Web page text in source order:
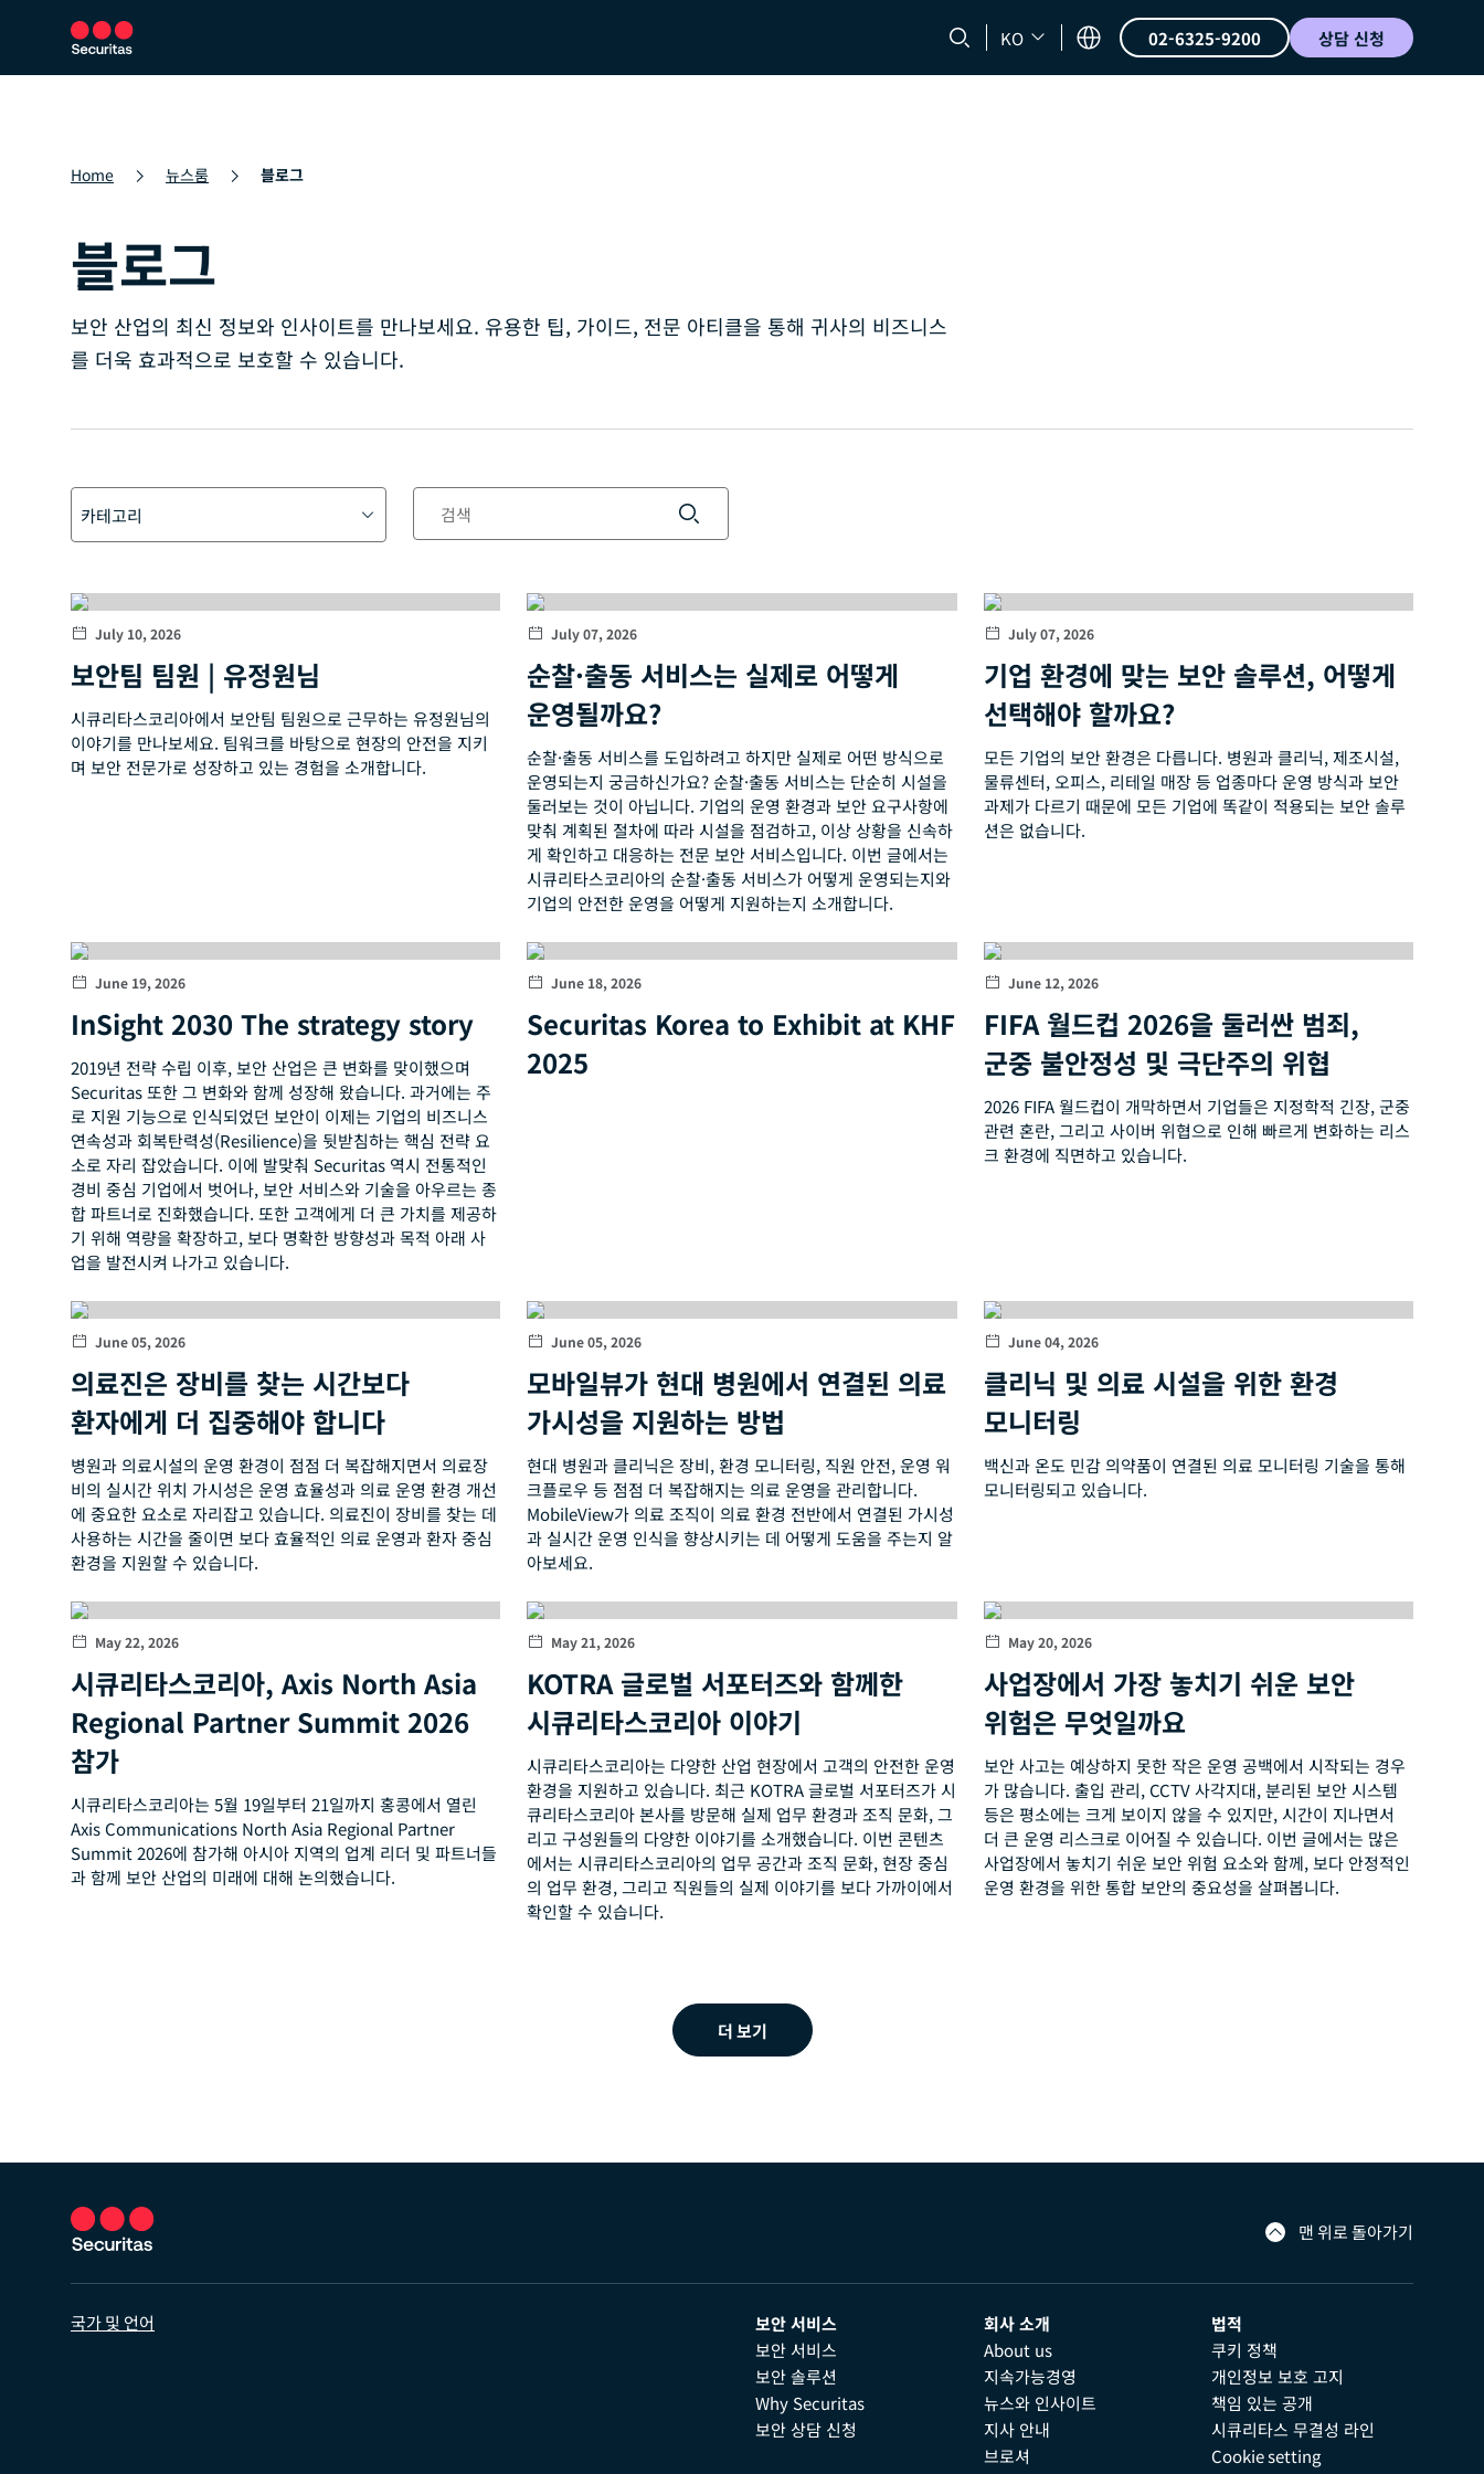
KO 02-6325-9200 상담 신청
보안 서비스 보안 솔루션 뉴스룸 문의처 채용 정보
Home 뉴스룸 블로그
블로그
보안 산업의 최신 정보와 인사이트를 만나보세요. 유용한 팁, 가이드, 전문 아티클을 통해 귀사의 비즈니스
를 더욱 효과적으로 보호할 수 있습니다.
카
테
고
카테고리
리스크 인텔리전스
시큐리타스코리아 커리어
기술 및 혁신
산업별 인사이트
보안 정보
순찰·출동 서비스
검
July 10, 2026
보안팀 팀원 | 유정원님
시큐리타스코리아에서 보안팀 팀원으로 근무하는 유정원님의
이야기를 만나보세요. 팀워크를 바탕으로 현장의 안전을 지키
며 보안 전문가로 성장하고 있는 경험을 소개합니다.
July 07, 2026
순찰·출동 서비스는 실제로 어떻게
운영될까요?
순찰·출동 서비스를 도입하려고 하지만 실제로 어떤 방식으로
운영되는지 궁금하신가요? 순찰·출동 서비스는 단순히 시설을
둘러보는 것이 아닙니다. 기업의 운영 환경과 보안 요구사항에
맞춰 계획된 절차에 따라 시설을 점검하고, 이상 상황을 신속하
게 확인하고 대응하는 전문 보안 서비스입니다. 이번 글에서는
시큐리타스코리아의 순찰·출동 서비스가 어떻게 운영되는지와
기업의 안전한 운영을 어떻게 지원하는지 소개합니다.
July 07, 2026
기업 환경에 맞는 보안 솔루션, 어떻게
선택해야 할까요?
모든 기업의 보안 환경은 다릅니다. 병원과 클리닉, 제조시설,
물류센터, 오피스, 리테일 매장 등 업종마다 운영 방식과 보안
과제가 다르기 때문에 모든 기업에 똑같이 적용되는 보안 솔루
션은 없습니다.
June 19, 2026
InSight 2030 The strategy story
2019년 전략 수립 이후, 보안 산업은 큰 변화를 맞이했으며
Securitas 또한 그 변화와 함께 성장해 왔습니다. 과거에는 주
로 지원 기능으로 인식되었던 보안이 이제는 기업의 비즈니스
연속성과 회복탄력성(Resilience)을 뒷받침하는 핵심 전략 요
소로 자리 잡았습니다. 이에 발맞춰 Securitas 역시 전통적인
경비 중심 기업에서 벗어나, 보안 서비스와 기술을 아우르는 종
합 파트너로 진화했습니다. 또한 고객에게 더 큰 가치를 제공하
기 위해 역량을 확장하고, 보다 명확한 방향성과 목적 아래 사
업을 발전시켜 나가고 있습니다.
June 18, 2026
Securitas Korea to Exhibit at KHF
2025
June 12, 2026
FIFA 월드컵 2026을 둘러싼 범죄,
군중 불안정성 및 극단주의 위협
2026 FIFA 월드컵이 개막하면서 기업들은 지정학적 긴장, 군중
관련 혼란, 그리고 사이버 위협으로 인해 빠르게 변화하는 리스
크 환경에 직면하고 있습니다.
June 05, 2026
의료진은 장비를 찾는 시간보다
환자에게 더 집중해야 합니다
병원과 의료시설의 운영 환경이 점점 더 복잡해지면서 의료장
비의 실시간 위치 가시성은 운영 효율성과 의료 운영 환경 개선
에 중요한 요소로 자리잡고 있습니다. 의료진이 장비를 찾는 데
사용하는 시간을 줄이면 보다 효율적인 의료 운영과 환자 중심
환경을 지원할 수 있습니다.
June 05, 2026
모바일뷰가 현대 병원에서 연결된 의료
가시성을 지원하는 방법
현대 병원과 클리닉은 장비, 환경 모니터링, 직원 안전, 운영 워
크플로우 등 점점 더 복잡해지는 의료 운영을 관리합니다.
MobileView가 의료 조직이 의료 환경 전반에서 연결된 가시성
과 실시간 운영 인식을 향상시키는 데 어떻게 도움을 주는지 알
아보세요.
June 04, 2026
클리닉 및 의료 시설을 위한 환경
모니터링
백신과 온도 민감 의약품이 연결된 의료 모니터링 기술을 통해
모니터링되고 있습니다.
May 22, 2026
시큐리타스코리아, Axis North Asia
Regional Partner Summit 2026
참가
시큐리타스코리아는 5월 19일부터 21일까지 홍콩에서 열린
Axis Communications North Asia Regional Partner
Summit 2026에 참가해 아시아 지역의 업계 리더 및 파트너들
과 함께 보안 산업의 미래에 대해 논의했습니다.
May 21, 2026
KOTRA 글로벌 서포터즈와 함께한
시큐리타스코리아 이야기
시큐리타스코리아는 다양한 산업 현장에서 고객의 안전한 운영
환경을 지원하고 있습니다. 최근 KOTRA 글로벌 서포터즈가 시
큐리타스코리아 본사를 방문해 실제 업무 환경과 조직 문화, 그
리고 구성원들의 다양한 이야기를 소개했습니다. 이번 콘텐츠
에서는 시큐리타스코리아의 업무 공간과 조직 문화, 현장 중심
의 업무 환경, 그리고 직원들의 실제 이야기를 보다 가까이에서
확인할 수 있습니다.
May 20, 2026
사업장에서 가장 놓치기 쉬운 보안
위험은 무엇일까요
보안 사고는 예상하지 못한 작은 운영 공백에서 시작되는 경우
가 많습니다. 출입 관리, CCTV 사각지대, 분리된 보안 시스템
등은 평소에는 크게 보이지 않을 수 있지만, 시간이 지나면서
더 큰 운영 리스크로 이어질 수 있습니다. 이번 글에서는 많은
사업장에서 놓치기 쉬운 보안 위험 요소와 함께, 보다 안정적인
운영 환경을 위한 통합 보안의 중요성을 살펴봅니다.
더 보기
맨 위로 돌아가기
국가 및 언어
보안 서비스
보안 서비스
보안 솔루션
Why Securitas
보안 상담 신청
회사 소개
About us
지속가능경영
뉴스와 인사이트
지사 안내
브로셔
법적
쿠키 정책
개인정보 보호 고지
책임 있는 공개
시큐리타스 무결성 라인
Cookie setting